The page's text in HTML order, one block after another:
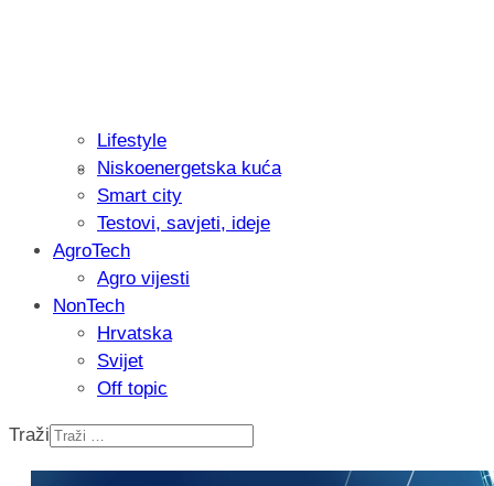
Isprobali smo: Thermostar
Recenzija: Einhell Professional CP-
Lifestyle
Niskoenergetska kuća
Smart city
Testovi, savjeti, ideje
AgroTech
Agro vijesti
NonTech
Hrvatska
Svijet
Off topic
Traži